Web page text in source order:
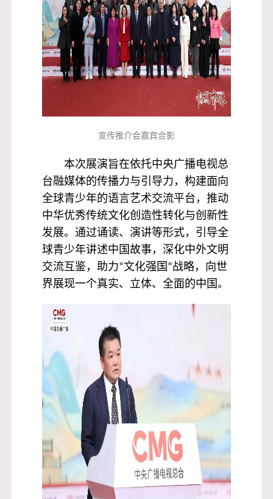
宣传推介会嘉宾合影
本次展演旨在依托中央广播电视总
台融媒体的传播力与引导力，构建面向
全球青少年的语言艺术交流平台，推动
中华优秀传统文化创造性转化与创新性
发展。通过诵读、演讲等形式，引导全
球青少年讲述中国故事，深化中外文明
交流互鉴，助力“文化强国”战略，向世
界展现一个真实、立体、全面的中国。